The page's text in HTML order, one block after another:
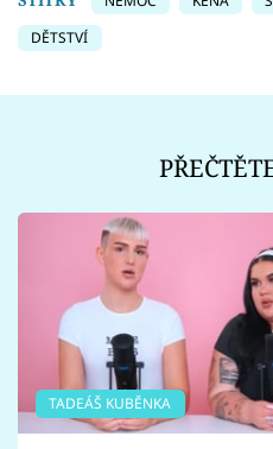
DĚTSTVÍ
TADEÁŠ KUBĚNKA